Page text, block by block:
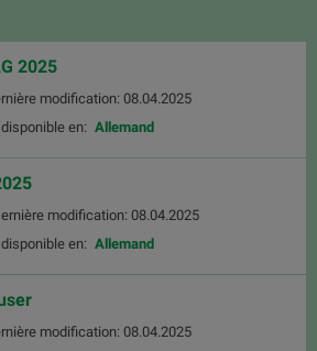
2025
modification: 08.04.2025
en: Allemand
modification: 08.04.2025
en: Allemand
modification: 08.04.2025